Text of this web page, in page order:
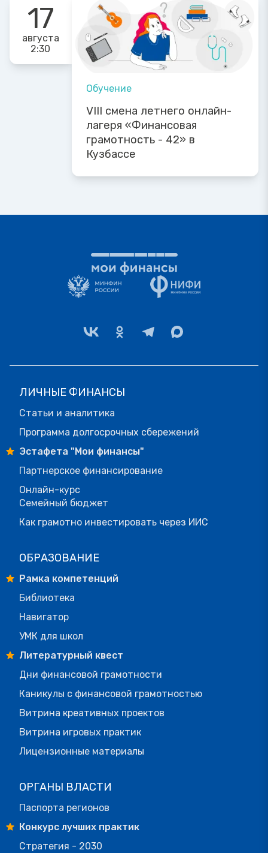
17
августа
2:30
Обучение
VIII смена летнего онлайн-
лагеря «Финансовая
грамотность - 42» в
Кузбассе
ЛИЧНЫЕ ФИНАНСЫ
Статьи и аналитика
Программа долгосрочных сбережений
Эстафета "Мои финансы"
Партнерское финансирование
Онлайн-курс
Семейный бюджет
Как грамотно инвестировать через ИИС
ОБРАЗОВАНИЕ
Рамка компетенций
Библиотека
Навигатор
УМК для школ
Литературный квест
Дни финансовой грамотности
Каникулы с финансовой грамотностью
Витрина креативных проектов
Витрина игровых практик
Лицензионные материалы
ОРГАНЫ ВЛАСТИ
Паспорта регионов
Конкурс лучших практик
Стратегия - 2030